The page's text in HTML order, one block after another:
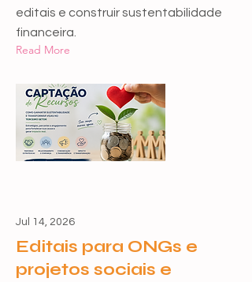
editais e construir sustentabilidade
financeira.
Read More
Jul 14, 2026
Editais para ONGs e
projetos sociais e